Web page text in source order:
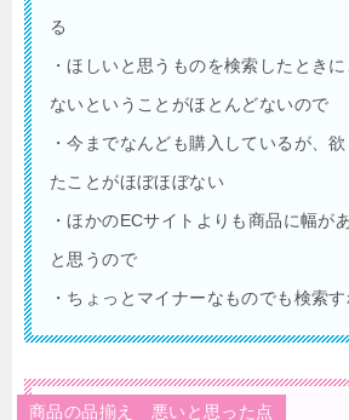
る
・ほしいと思うものを検索したとき
ないということがほとんどないので
・今までなんども購入しているが、
たことがほぼほぼない
・ほかのECサイトよりも商品に幅が
と思うので
・ちょっとマイナーなものでも検索
商品の品揃え 悪いと思った点